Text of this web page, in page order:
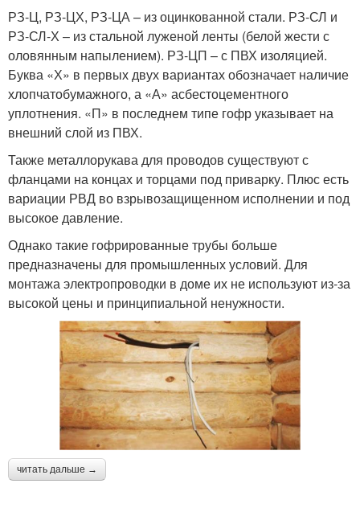
РЗ-Ц, РЗ-ЦХ, РЗ-ЦА – из оцинкованной стали. РЗ-СЛ и
РЗ-СЛ-Х – из стальной луженой ленты (белой жести с
оловянным напылением). РЗ-ЦП – с ПВХ изоляцией.
Буква «Х» в первых двух вариантах обозначает наличие
хлопчатобумажного, а «А» асбестоцементного
уплотнения. «П» в последнем типе гофр указывает на
внешний слой из ПВХ.
Также металлорукава для проводов существуют с
фланцами на концах и торцами под приварку. Плюс есть
вариации РВД во взрывозащищенном исполнении и под
высокое давление.
Однако такие гофрированные трубы больше
предназначены для промышленных условий. Для
монтажа электропроводки в доме их не используют из-за
высокой цены и принципиальной ненужности.
читать дальше →